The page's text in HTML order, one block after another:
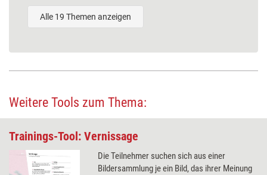
Alle 19 Themen anzeigen
Weitere Tools zum Thema:
Trainings-Tool: Vernissage
Die Teilnehmer suchen sich aus einer
Bildersammlung je ein Bild, das ihrer Meinung